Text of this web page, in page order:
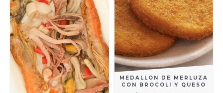
MEDALLON DE MERLUZA
CON BROCOLI Y QUESO